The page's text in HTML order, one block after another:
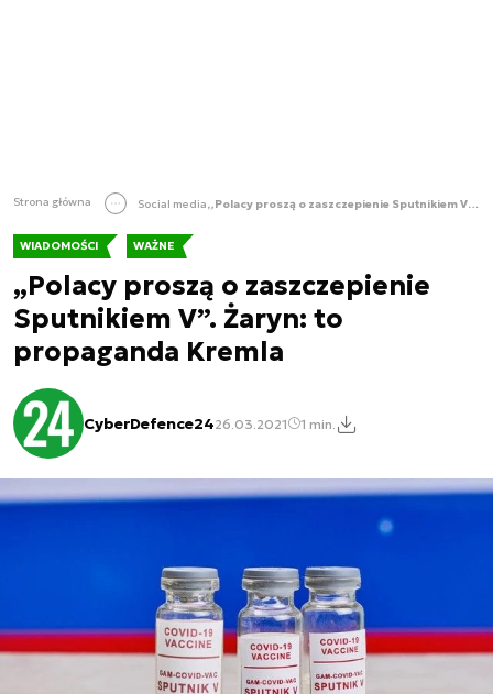
Strona główna Social media „Polacy proszą o zaszczepienie Sputnikiem V”. Żaryn: to propaganda Kremla
WIADOMOŚCI WAŻNE
„Polacy proszą o zaszczepienie
Sputnikiem V”. Żaryn: to
propaganda Kremla
CyberDefence2426.03.2021 1 min.